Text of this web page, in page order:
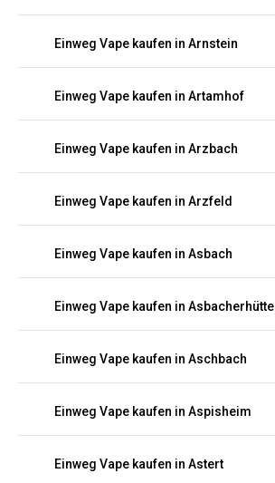
Einweg Vape kaufen in Arnstein
Einweg Vape kaufen in Artamhof
Einweg Vape kaufen in Arzbach
Einweg Vape kaufen in Arzfeld
Einweg Vape kaufen in Asbach
Einweg Vape kaufen in Asbacherhütte
Einweg Vape kaufen in Aschbach
Einweg Vape kaufen in Aspisheim
Einweg Vape kaufen in Astert